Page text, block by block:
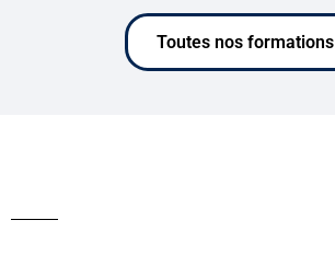
Toutes nos formations